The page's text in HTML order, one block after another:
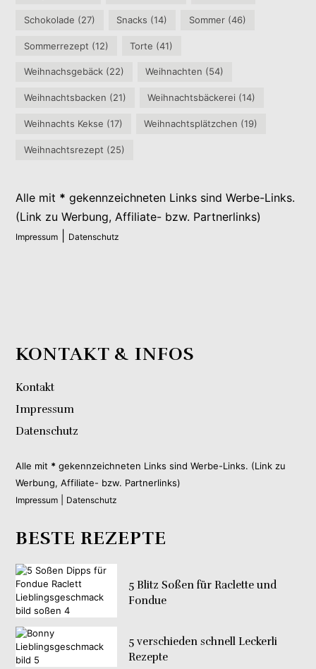
Schokolade (27) Snacks (14) Sommer(46)
Sommerrezept (12) Torte (41)
Weihnachsgebäck (22) Weihnachten (54)
Weihnachtsbacken (21) Weihnachtsbäckerei (14)
Weihnachts Kekse (17) Weihnachtsplätzchen (19)
Weihnachtsrezept (25)
Alle mit * gekennzeichneten Links sind Werbe-Links.
(Link zu Werbung, Affiliate- bzw. Partnerlinks)
Impressum Datenschutz
KONTAKT & INFOS
Kontakt
Impressum
Datenschutz
Alle mit * gekennzeichneten Links sind Werbe-Links. (Link zu
Werbung, Affiliate- bzw. Partnerlinks)
Impressum Datenschutz
BESTE REZEPTE
5 Blitz Soßen für Raclette und
Fondue
5 verschieden schnell Leckerli
Rezepte